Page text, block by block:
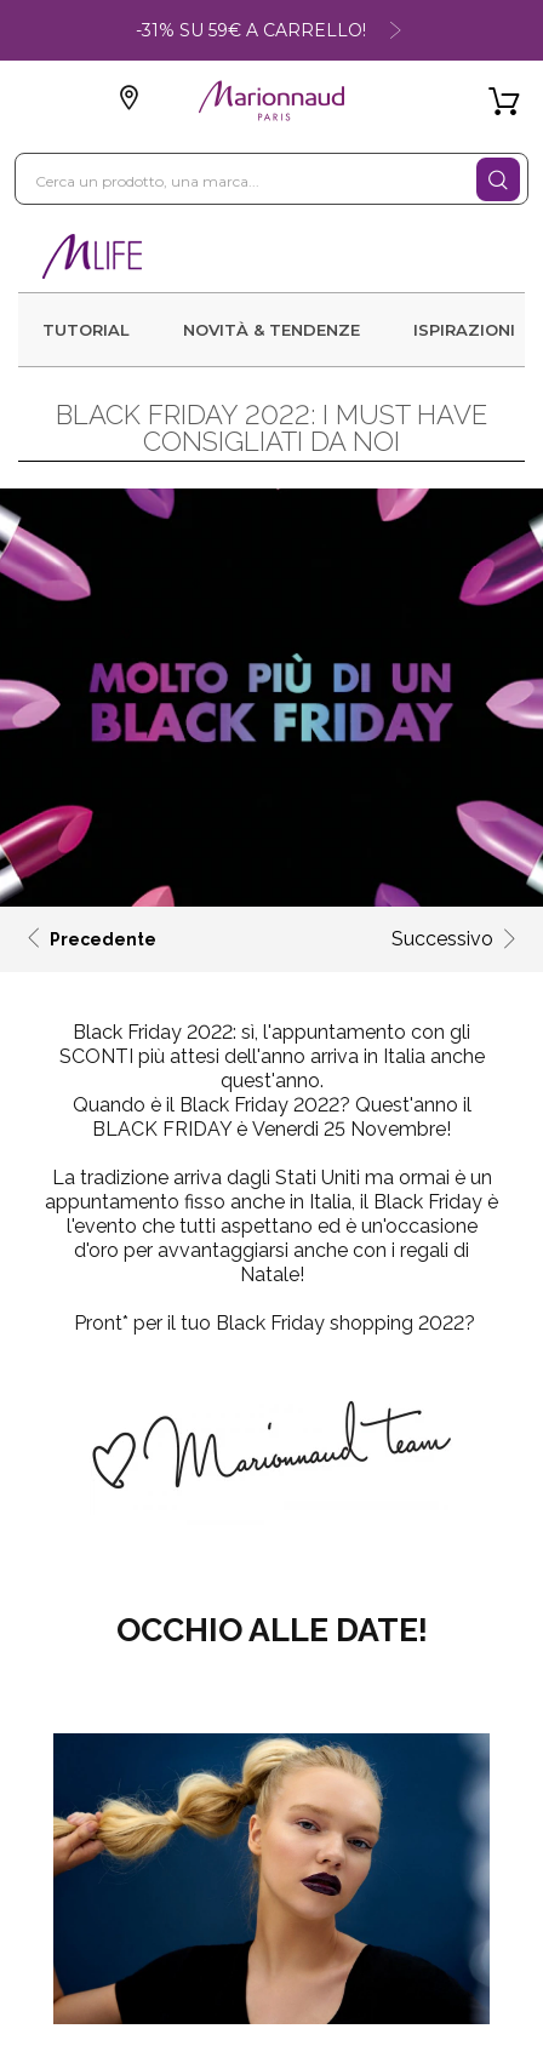
-31% SU 59€ A CARRELLO!
TUTORIAL NOVITÀ & TENDENZE ISPIRAZIONI
BLACK FRIDAY 2022: I MUST HAVE
CONSIGLIATI DA NOI
Precedente Successivo
Black Friday 2022: sì, l'appuntamento con gli
SCONTI più attesi dell'anno arriva in Italia anche
quest'anno.
Quando è il Black Friday 2022? Quest'anno il
BLACK FRIDAY è Venerdi 25 Novembre!
La tradizione arriva dagli Stati Uniti ma ormai è un
appuntamento fisso anche in Italia, il Black Friday è
l'evento che tutti aspettano ed è un'occasione
d'oro per avvantaggiarsi anche con i regali di
Natale!
Pront* per il tuo Black Friday shopping 2022?
OCCHIO ALLE DATE!